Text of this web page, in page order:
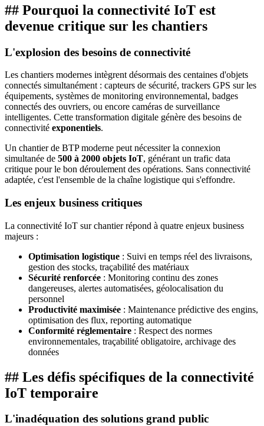
## Pourquoi la connectivité IoT est
devenue critique sur les chantiers
L'explosion des besoins de connectivité
Les chantiers modernes intègrent désormais des centaines d'objets
connectés simultanément : capteurs de sécurité, trackers GPS sur les
équipements, systèmes de monitoring environnemental, badges
connectés des ouvriers, ou encore caméras de surveillance
intelligentes. Cette transformation digitale génère des besoins de
connectivité exponentiels.
Un chantier de BTP moderne peut nécessiter la connexion
simultanée de 500 à 2000 objets IoT, générant un trafic data
critique pour le bon déroulement des opérations. Sans connectivité
adaptée, c'est l'ensemble de la chaîne logistique qui s'effondre.
Les enjeux business critiques
La connectivité IoT sur chantier répond à quatre enjeux business
majeurs :
Optimisation logistique : Suivi en temps réel des livraisons,
gestion des stocks, traçabilité des matériaux
Sécurité renforcée : Monitoring continu des zones
dangereuses, alertes automatisées, géolocalisation du
personnel
Productivité maximisée : Maintenance prédictive des engins,
optimisation des flux, reporting automatique
Conformité réglementaire : Respect des normes
environnementales, traçabilité obligatoire, archivage des
données
## Les défis spécifiques de la connectivité
IoT temporaire
L'inadéquation des solutions grand public